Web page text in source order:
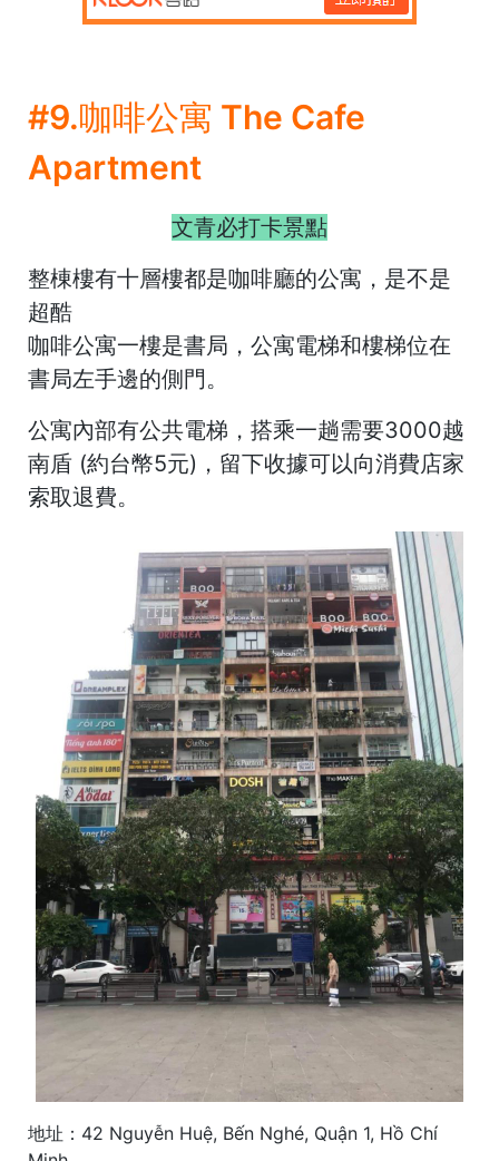
#9.咖啡公寓 The Cafe
Apartment
文青必打卡景點
整棟樓有十層樓都是咖啡廳的公寓，是不是
超酷
咖啡公寓一樓是書局，公寓電梯和樓梯位在
書局左手邊的側門。
公寓內部有公共電梯，搭乘一趟需要3000越
南盾 (約台幣5元)，留下收據可以向消費店家
索取退費。
地址：42 Nguyễn Huệ, Bến Nghé, Quận 1, Hồ Chí